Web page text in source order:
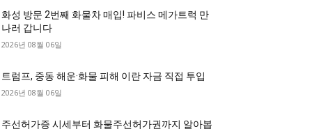
화성 방문 2번째 화물차 매입! 파비스 메가트럭 만
나러 갑니다
2026년 08월 06일
트럼프, 중동 해운·화물 피해 이란 자금 직접 투입
2026년 08월 06일
주선허가증 시세부터 화물주선허가권까지 알아봅